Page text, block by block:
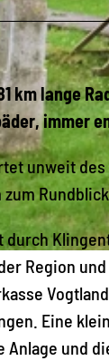
km lange
immer
unweit
durch
Region
Eine
Anlage und